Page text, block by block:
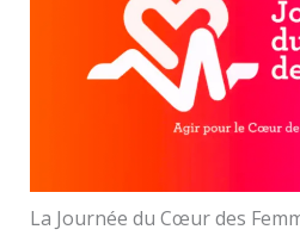
La Journée du Cœur des